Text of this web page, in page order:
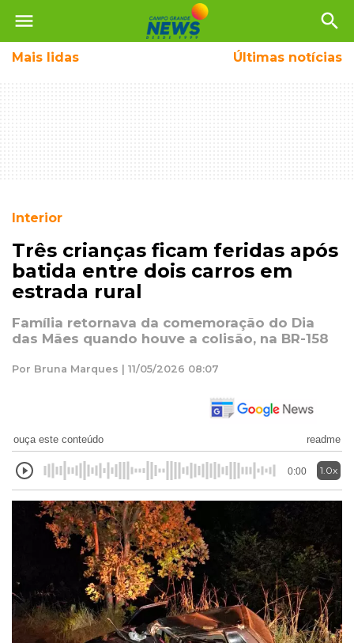
menu search
Mais lidas Últimas notícias
Interior
Três crianças ficam feridas após
batida entre dois carros em
estrada rural
Família retornava da comemoração do Dia
das Mães quando houve a colisão, na BR-158
Por Bruna Marques | 11/05/2026 08:07
ouça este conteúdo readme
0:00 1.0x